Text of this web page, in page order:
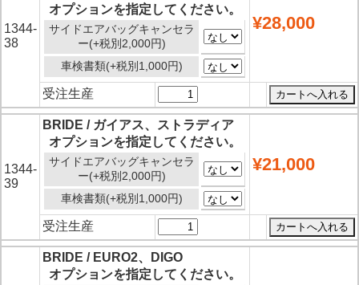
1344-
38
オプションを指定してください。
サイドエアバッグキャンセラ
ー(+税別2,000円)
車検書類(+税別1,000円)
¥28,000
受注生産
1344-
39
BRIDE / ガイアス、ストラディア
オプションを指定してください。
サイドエアバッグキャンセラ
ー(+税別2,000円)
車検書類(+税別1,000円)
¥21,000
受注生産
BRIDE / EURO2、DIGO
オプションを指定してください。